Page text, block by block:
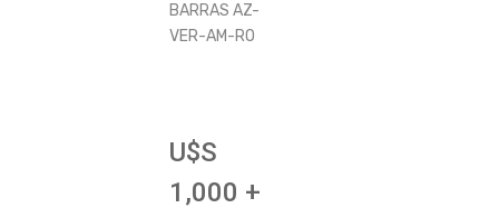
BARRAS AZ-
VER-AM-RO
U$S
1,000 +